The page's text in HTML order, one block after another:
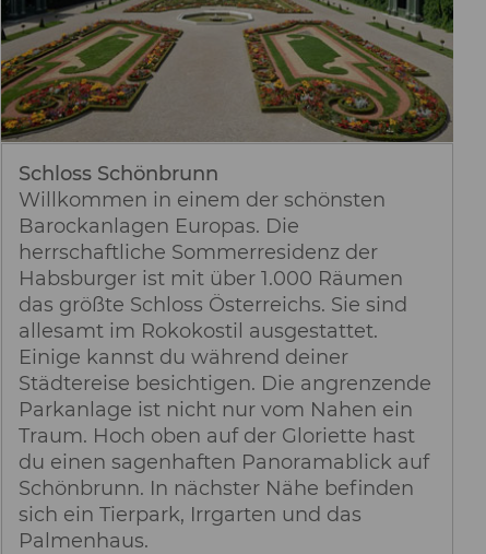
Schloss Schönbrunn
Willkommen in einem der schönsten
Barockanlagen Europas. Die
herrschaftliche Sommerresidenz der
Habsburger ist mit über 1.000 Räumen
das größte Schloss Österreichs. Sie sind
allesamt im Rokokostil ausgestattet.
Einige kannst du während deiner
Städtereise besichtigen. Die angrenzende
Parkanlage ist nicht nur vom Nahen ein
Traum. Hoch oben auf der Gloriette hast
du einen sagenhaften Panoramablick auf
Schönbrunn. In nächster Nähe befinden
sich ein Tierpark, Irrgarten und das
Palmenhaus.